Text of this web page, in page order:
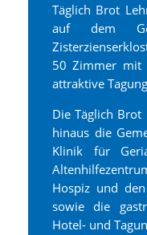
Täglich Brot
auf dem
50 Zimmer mit
attraktive
Die Täglich
hinaus die
Klinik für
Hospiz und
sowie die
Hotel- und